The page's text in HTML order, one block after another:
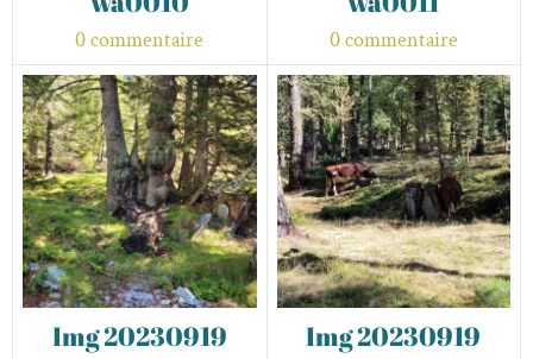
0 commentaire 0 commentaire
Img 20230919
Img 20230919